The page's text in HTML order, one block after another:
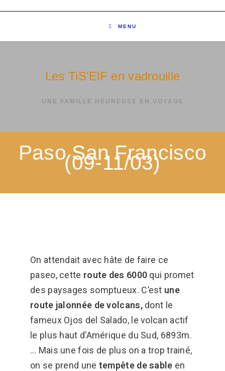
MENU
Les TiS'ElF en vadrouille
UNE FAMILLE HEUREUSE EN VOYAGE
Paso San Francisco
(09-11/03)
On attendait avec hâte de faire ce
paseo, cette route des 6000 qui promet
des paysages somptueux. C’est une
route jalonnée de volcans,dont le
fameux Ojos del Salado, le volcan actif
le plus haut d’Amérique du Sud, 6893m.
… Mais une fois de plus on a trop trainé,
on se prend une tempête de sable en